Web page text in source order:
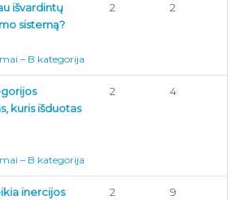
išvardintų
sistemą?
– B kategorija
2 2
kuris išduotas
– B kategorija
2 4
inercijos
2 9